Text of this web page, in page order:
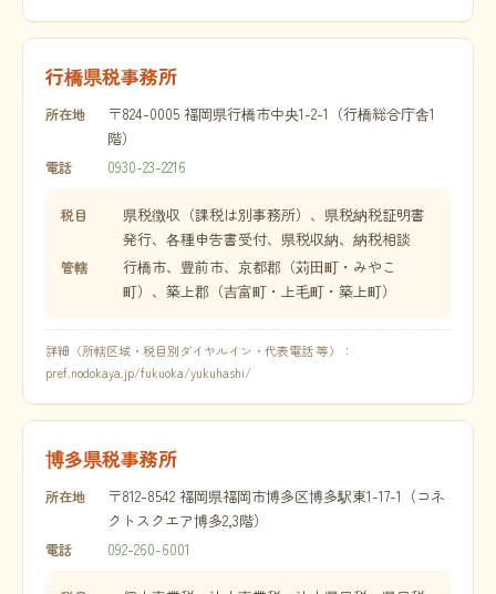
行橋県税事務所
所在地
〒824-0005 福岡県行橋市中央1-2-1（行橋総合庁舎1
階）
電話 0930-23-2216
税目
県税徴収（課税は別事務所）、県税納税証明書
発行、各種申告書受付、県税収納、納税相談
管轄
行橋市、豊前市、京都郡（苅田町・みやこ
町）、築上郡（吉富町・上毛町・築上町）
詳細（所轄区域・税目別ダイヤルイン・代表電話 等）：
pref.nodokaya.jp/fukuoka/yukuhashi/
博多県税事務所
所在地
〒812-8542 福岡県福岡市博多区博多駅東1-17-1（コネ
クトスクエア博多2,3階）
電話 092-260-6001